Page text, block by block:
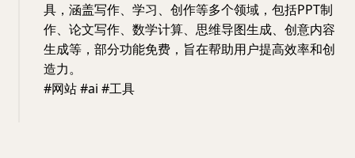
具，涵盖写作、学习、创作等多个领域，包括PPT制
作、论文写作、数学计算、思维导图生成、创意内容
生成等，部分功能免费，旨在帮助用户提高效率和创
造力。
#网站 #ai #工具